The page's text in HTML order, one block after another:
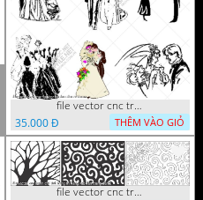
file vector cnc tranh decor co dau chu re
35.000 Đ
THÊM VÀO GIỎ
file vector cnc tranh chi tiet trang tri hang rao den trang